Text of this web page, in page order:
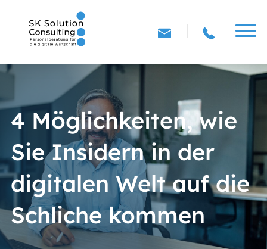
4 Möglichkeiten, wie
Sie Insidern in der
digitalen Welt auf die
Schliche kommen